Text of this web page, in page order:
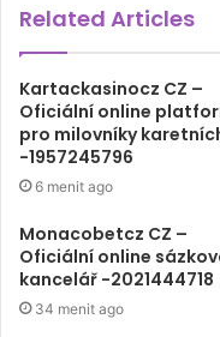
Related Articles
Kartackasinocz CZ –
Oficiální online
pro milovníky
-1957245796
6 menit ago
Monacobetcz CZ –
Oficiální online
kancelář -2021444718
34 menit ago